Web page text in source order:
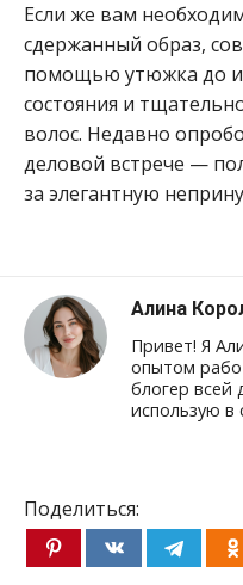
Если же вам
сдержанный образ,
помощью утюжка до
состояния и
волос. Недавно
деловой встрече —
за элегантную
Алина
Привет! Я
опытом
блогер всей
использую в
Поделиться: